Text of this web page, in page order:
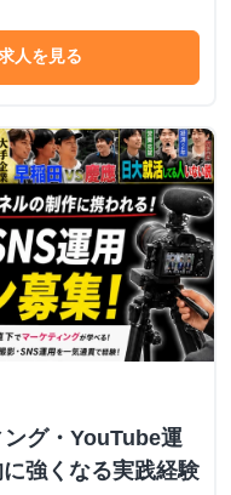
人を見る
ング・YouTube運
強くなる実践経験